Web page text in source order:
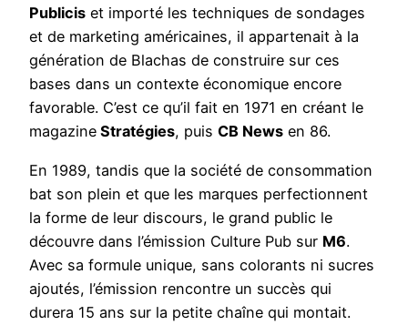
Publicis et importé les techniques de sondages
et de marketing américaines, il appartenait à la
génération de Blachas de construire sur ces
bases dans un contexte économique encore
favorable. C’est ce qu’il fait en 1971 en créant le
magazine Stratégies, puis CB News en 86.
En 1989, tandis que la société de consommation
bat son plein et que les marques perfectionnent
la forme de leur discours, le grand public le
découvre dans l’émission Culture Pub sur M6.
Avec sa formule unique, sans colorants ni sucres
ajoutés, l’émission rencontre un succès qui
durera 15 ans sur la petite chaîne qui montait.